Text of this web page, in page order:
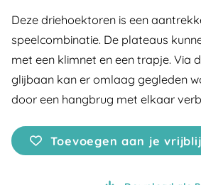
Deze driehoektoren is een
speelcombinatie. De plateaus
met een klimnet en een trapje. Via
glijbaan kan er omlaag gegleden
door een hangbrug met elkaar
Toevoegen aan je